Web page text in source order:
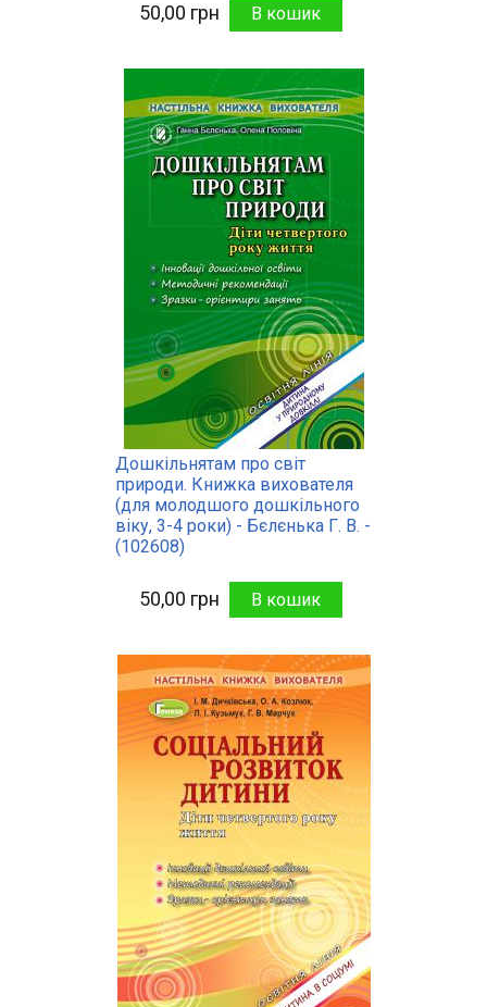
50,00 грн
Дошкільнятам про світ
природи. Книжка вихователя
(для молодшого дошкільного
віку, 3-4 роки) - Бєлєнька Г. В. -
(102608)
50,00 грн